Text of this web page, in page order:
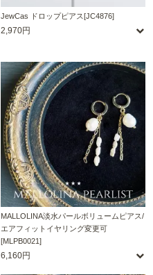
JewCas ドロップピアス[JC4876]
2,970円
MALLOLINA淡水パールボリュームピアス/
エアフィットイヤリング変更可
[MLPB0021]
6,160円